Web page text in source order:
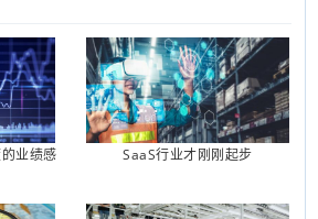
业绩感
SaaS行业才刚刚起步